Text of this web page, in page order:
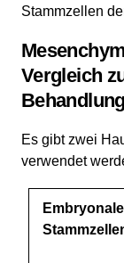
Stammzellen
Vergleich
Es gibt zwei
verwendet
Embryonale